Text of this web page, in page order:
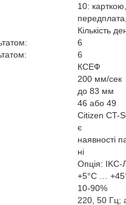
10:
Кількість
6
6
КСЕФ
200 мм/сек
до 83 мм
46 або 49
Citizen CT-
є
наявності
ні
Опція: IKC-
+5°C …
10-90%
220, 50 Гц;